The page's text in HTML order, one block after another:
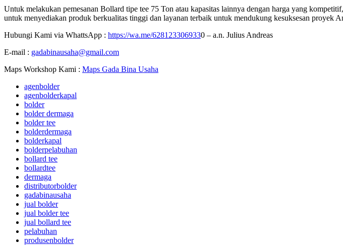
Untuk melakukan pemesanan Bollard tipe tee 75 Ton atau kapasitas lainnya dengan harga yang
untuk menyediakan produk berkualitas tinggi dan layanan terbaik untuk mendukung kesuksesan
Hubungi Kami via WhattsApp : https://wa.me/6281233069330 – a.n. Julius Andreas
E-mail : gadabinausaha@gmail.com
Maps Workshop Kami : Maps Gada Bina Usaha
agenbolder
agenbolderkapal
bolder
bolder dermaga
bolder tee
bolderdermaga
bolderkapal
bolderpelabuhan
bollard tee
bollardtee
dermaga
distributorbolder
gadabinausaha
jual bolder
jual bolder tee
jual bollard tee
pelabuhan
produsenbolder